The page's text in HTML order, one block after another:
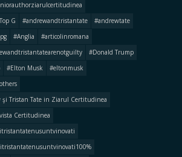
G
#andrewandtristantate
#andrewtate
#Anglia
#articolinromana
#Donald Trump
#Elton Musk
#eltonmusk
şi Tristan Tate in Ziarul Certitudinea
Certitudinea